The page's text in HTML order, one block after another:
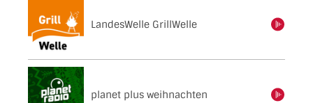
LandesWelle GrillWelle
planet plus weihnachteneinschalten